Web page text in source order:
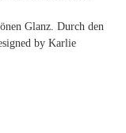
Glanz. Durch den
by Karlie